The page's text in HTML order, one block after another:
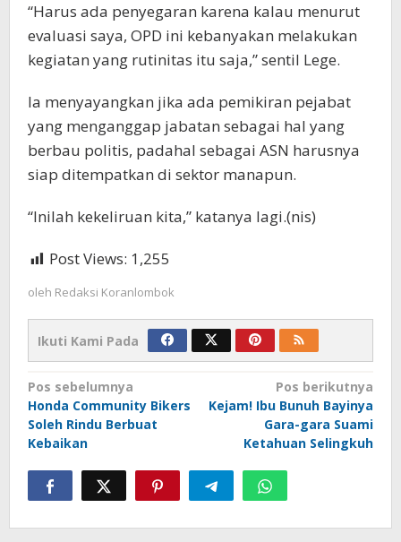
“Harus ada penyegaran karena kalau menurut
evaluasi saya, OPD ini kebanyakan melakukan
kegiatan yang rutinitas itu saja,” sentil Lege.
Ia menyayangkan jika ada pemikiran pejabat
yang menganggap jabatan sebagai hal yang
berbau politis, padahal sebagai ASN harusnya
siap ditempatkan di sektor manapun.
“Inilah kekeliruan kita,” katanya lagi.(nis)
Post Views: 1,255
oleh Redaksi Koranlombok
Ikuti Kami Pada
Navigasi
pos
Pos sebelumnya
Honda Community Bikers
Soleh Rindu Berbuat
Kebaikan
Pos berikutnya
Kejam! Ibu Bunuh Bayinya
Gara-gara Suami
Ketahuan Selingkuh